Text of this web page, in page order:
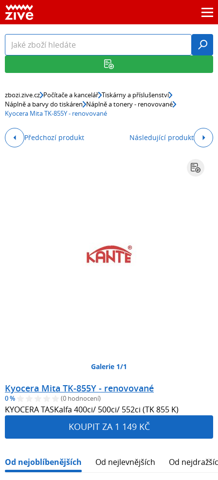
zbozi.zive.cz Počítače a kancelář Tiskárny a příslušenství
Náplně a barvy do tiskáren Náplně a tonery - renovované
Kyocera Mita TK-855Y - renovované
Předchozí produkt Následující produkt
Galerie 1/1
Kyocera Mita TK-855Y - renovované
0 % (0 hodnocení)
KYOCERA TASKalfa 400ci/ 500ci/ 552ci (TK 855 K)
KOUPIT ZA 1 149 KČ
Od nejoblíbenějších Od nejlevnějších Od